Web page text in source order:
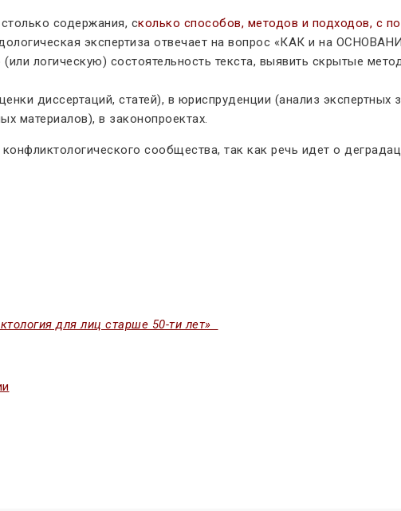
содержания, сколько способов, методов и подходов, с
экспертиза отвечает на вопрос «КАК и на
логическую) состоятельность текста, выявить скрытые
диссертаций, статей), в юриспруденции (анализ экспертных
материалов), в законопроектах.
сообщества, так как речь идет о
для лиц старше 50-ти лет»